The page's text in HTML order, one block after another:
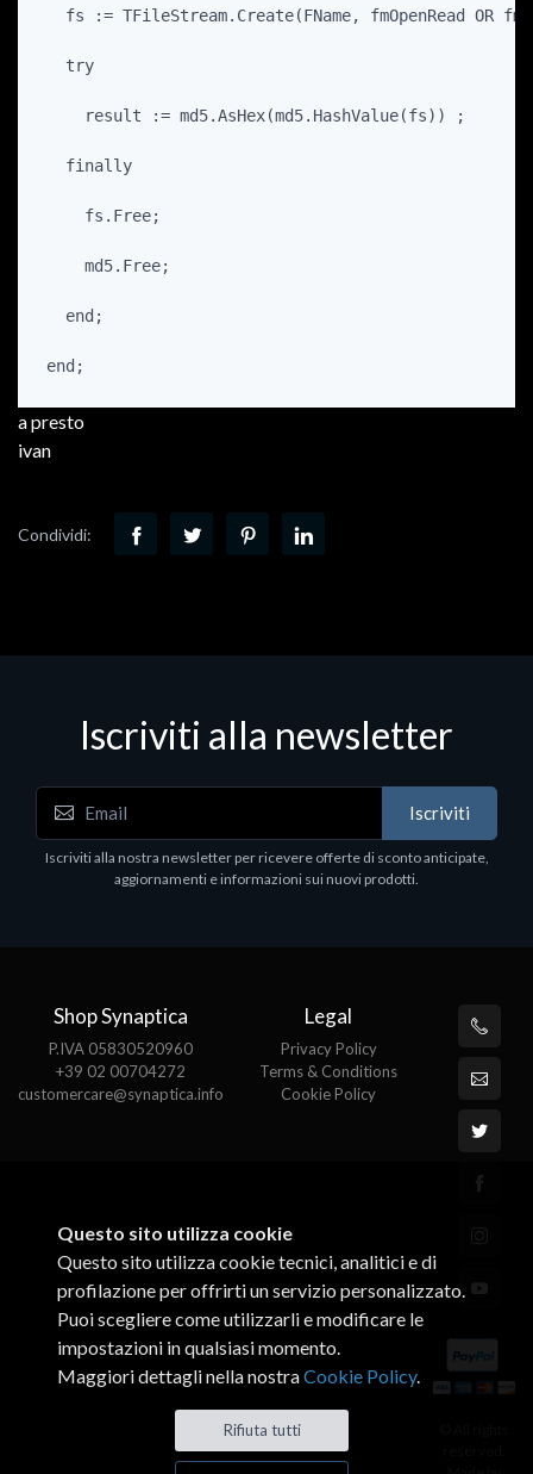
fs := TFileStream.Create(FName, fmOpenRead OR
   try
     result := md5.AsHex(md5.HashValue(fs)) ;
   finally
     fs.Free;
     md5.Free;
   end;
a presto
ivan
Condividi:
Iscriviti alla newsletter
Iscriviti
Iscriviti alla nostra newsletter per ricevere offerte di sconto anticipate,
aggiornamenti e informazioni sui nuovi prodotti.
Shop Synaptica
P.IVA 05830520960
+39 02 00704272
customercare@synaptica.info
Legal
Privacy Policy
Terms & Conditions
Cookie Policy
Questo sito utilizza cookie
Questo sito utilizza cookie tecnici, analitici e di
profilazione per offrirti un servizio personalizzato.
Puoi scegliere come utilizzarli e modificare le
impostazioni in qualsiasi momento.
Maggiori dettagli nella nostraCookie Policy.
Rifiuta tutti